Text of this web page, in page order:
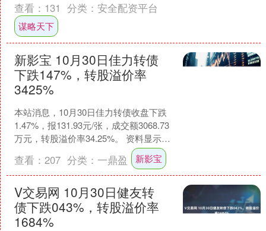
查看： 131 分类： 安全配资平台
谋略天下
新影宝 10月30日佳力转债
下跌147%，转股溢价率
3425%
本站消息，10月30日佳力转债收盘下跌
1.47%，报131.93元/张，成交额3068.73
万元，转股溢价率34.25%。 资料显示，
查看： 207 分类： 一鼎盈 新影宝
V交易网 10月30日健友转
债下跌043%，转股溢价率
1684%